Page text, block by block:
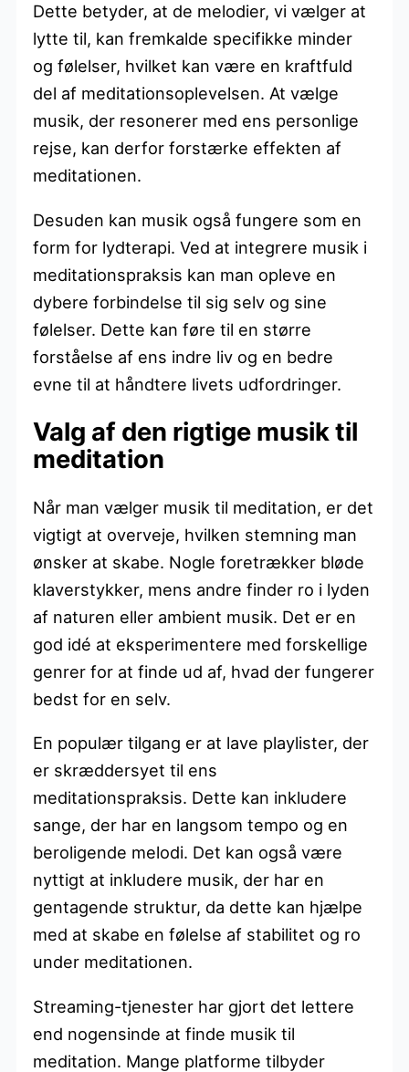
Dette betyder, at de melodier, vi vælger at
lytte til, kan fremkalde specifikke minder
og følelser, hvilket kan være en kraftfuld
del af meditationsoplevelsen. At vælge
musik, der resonerer med ens personlige
rejse, kan derfor forstærke effekten af
meditationen.
Desuden kan musik også fungere som en
form for lydterapi. Ved at integrere musik i
meditationspraksis kan man opleve en
dybere forbindelse til sig selv og sine
følelser. Dette kan føre til en større
forståelse af ens indre liv og en bedre
evne til at håndtere livets udfordringer.
Valg af den rigtige musik til
meditation
Når man vælger musik til meditation, er det
vigtigt at overveje, hvilken stemning man
ønsker at skabe. Nogle foretrækker bløde
klaverstykker, mens andre finder ro i lyden
af naturen eller ambient musik. Det er en
god idé at eksperimentere med forskellige
genrer for at finde ud af, hvad der fungerer
bedst for en selv.
En populær tilgang er at lave playlister, der
er skræddersyet til ens
meditationspraksis. Dette kan inkludere
sange, der har en langsom tempo og en
beroligende melodi. Det kan også være
nyttigt at inkludere musik, der har en
gentagende struktur, da dette kan hjælpe
med at skabe en følelse af stabilitet og ro
under meditationen.
Streaming-tjenester har gjort det lettere
end nogensinde at finde musik til
meditation. Mange platforme tilbyder